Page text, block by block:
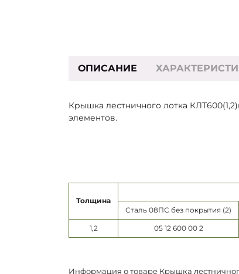
ОПИСАНИЕ
Крышка лестничного лотка
элементов.
Толщина
Сталь 08ПС без покрытия (2)
1,2 05 12 600 00 2
Информация о товаре Крышка